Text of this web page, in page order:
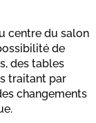
centre du salon
de
des tables
traitant par
changements